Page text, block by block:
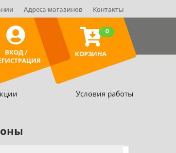
Адреса магазинов Контакты
ВХОД / КОРЗИНА
0
Условия работы